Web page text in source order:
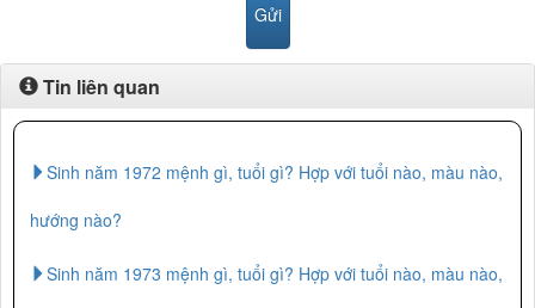
Tin liên quan
Sinh năm 1972 mệnh gì, tuổi gì? Hợp với tuổi nào, màu nào,
hướng nào?
Sinh năm 1973 mệnh gì, tuổi gì? Hợp với tuổi nào, màu nào,